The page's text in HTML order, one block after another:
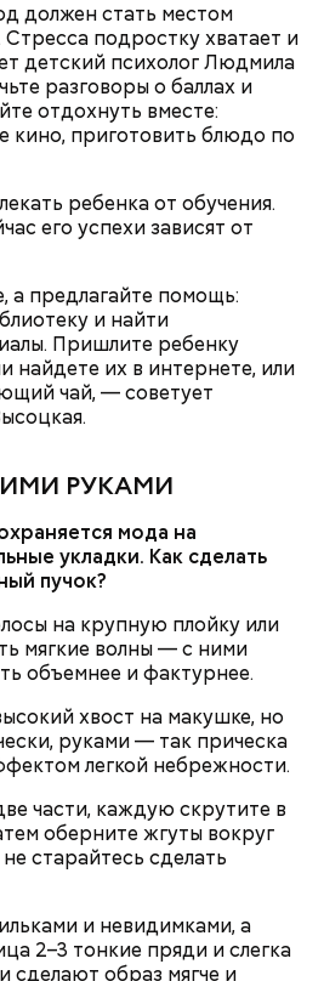
должен стать местом
Стресса подростку хватает и
детский психолог Людмила
разговоры о баллах и
отдохнуть вместе:
кино, приготовить блюдо по
ребенка от обучения.
его успехи зависят от
а предлагайте помощь:
и найти
Пришлите ребенку
найдете их в интернете, или
чай, — советует
РУКАМИ
мода на
укладки. Как сделать
пучок?
на крупную плойку или
мягкие волны — с ними
объемнее и фактурнее.
хвост на макушке, но
руками — так прическа
легкой небрежности.
части, каждую скрутите в
оберните жгуты вокруг
старайтесь сделать
и невидимками, а
2–3 тонкие пряди и слегка
сделают образ мягче и
отмечается в США в
этой ягоды со сливками.
едят не только малину со
десерты на основе этих
можно купить в магазине
вместе со своими
грунтовые.
длинными слайсами
специальной терке),
и уложить в противень.
немного растительного
добавляются помидоры
— рассказал шеф-повар.
женщинам;
иммунной системой;
огромное количество
головокружение,
физического состояния, —